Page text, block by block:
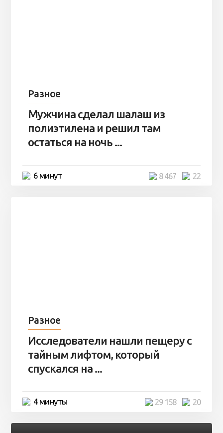
Разное
Мужчина сделал шалаш из
полиэтилена и решил там
остаться на ночь ...
6 минут 22
8 467
Разное
Исследователи нашли пещеру с
тайным лифтом, который
спускался на ...
4 минуты 20
29 158